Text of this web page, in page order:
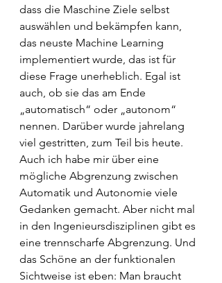
dass die Maschine Ziele selbst
auswählen und bekämpfen kann,
das neuste Machine Learning
implementiert wurde, das ist für
diese Frage unerheblich. Egal ist
auch, ob sie das am Ende
„automatisch“ oder „autonom“
nennen. Darüber wurde jahrelang
viel gestritten, zum Teil bis heute.
Auch ich habe mir über eine
mögliche Abgrenzung zwischen
Automatik und Autonomie viele
Gedanken gemacht. Aber nicht mal
in den Ingenieursdisziplinen gibt es
eine trennscharfe Abgrenzung. Und
das Schöne an der funktionalen
Sichtweise ist eben: Man braucht